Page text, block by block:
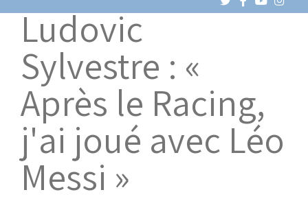
Ludovic
Sylvestre : «
Après le Racing,
j'ai joué avec Léo
Messi »